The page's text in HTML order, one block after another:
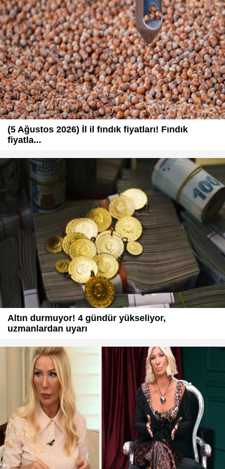
(5 Ağustos 2026) İl il fındık fiyatları! Fındık
fiyatla...
Altın durmuyor! 4 gündür yükseliyor,
uzmanlardan uyarı